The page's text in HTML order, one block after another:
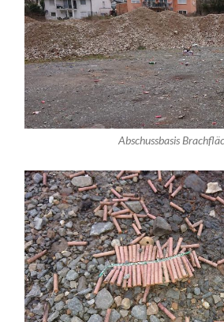
Abschussbasis